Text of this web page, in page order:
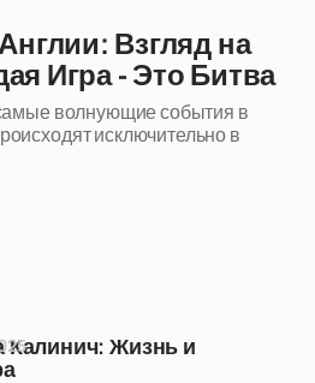
Взгляд на
Игра - Это Битва
волнующие события в
исключительно в
Калинич: Жизнь и